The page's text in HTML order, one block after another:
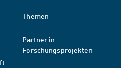
Themen
Partner in
Forschungsprojekten